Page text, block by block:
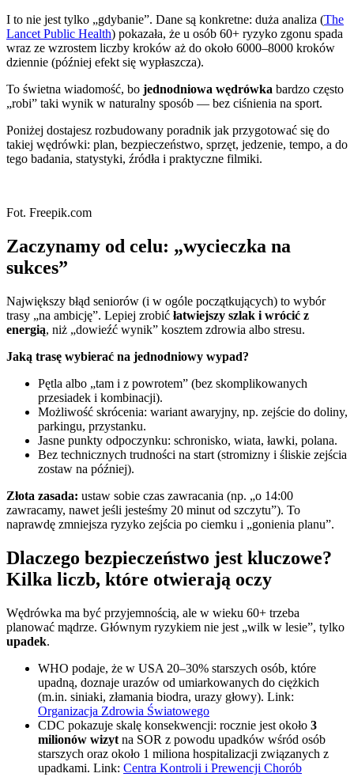
I to nie jest tylko „gdybanie”. Dane są konkretne: duża analiza (The
Lancet Public Health) pokazała, że u osób 60+ ryzyko zgonu spada
wraz ze wzrostem liczby kroków aż do około 6000–8000 kroków
dziennie (później efekt się wypłaszcza).
To świetna wiadomość, bo jednodniowa wędrówka bardzo często
„robi” taki wynik w naturalny sposób — bez ciśnienia na sport.
Poniżej dostajesz rozbudowany poradnik jak przygotować się do
takiej wędrówki: plan, bezpieczeństwo, sprzęt, jedzenie, tempo, a do
tego badania, statystyki, źródła i praktyczne filmiki.
Fot. Freepik.com
Zaczynamy od celu: „wycieczka na
sukces”
Największy błąd seniorów (i w ogóle początkujących) to wybór
trasy „na ambicję”. Lepiej zrobić łatwiejszy szlak i wrócić z
energią, niż „dowieźć wynik” kosztem zdrowia albo stresu.
Jaką trasę wybierać na jednodniowy wypad?
Pętla albo „tam i z powrotem” (bez skomplikowanych
przesiadek i kombinacji).
Możliwość skrócenia: wariant awaryjny, np. zejście do doliny,
parkingu, przystanku.
Jasne punkty odpoczynku: schronisko, wiata, ławki, polana.
Bez technicznych trudności na start (stromizny i śliskie zejścia
zostaw na później).
Złota zasada: ustaw sobie czas zawracania (np. „o 14:00
zawracamy, nawet jeśli jesteśmy 20 minut od szczytu”). To
naprawdę zmniejsza ryzyko zejścia po ciemku i „gonienia planu”.
Dlaczego bezpieczeństwo jest kluczowe?
Kilka liczb, które otwierają oczy
Wędrówka ma być przyjemnością, ale w wieku 60+ trzeba
planować mądrze. Głównym ryzykiem nie jest „wilk w lesie”, tylko
upadek.
WHO podaje, że w USA 20–30% starszych osób, które
upadną, doznaje urazów od umiarkowanych do ciężkich
(m.in. siniaki, złamania biodra, urazy głowy). Link:
Organizacja Zdrowia Światowego
CDC pokazuje skalę konsekwencji: rocznie jest około 3
milionów wizyt na SOR z powodu upadków wśród osób
starszych oraz około 1 miliona hospitalizacji związanych z
upadkami. Link: Centra Kontroli i Prewencji Chorób